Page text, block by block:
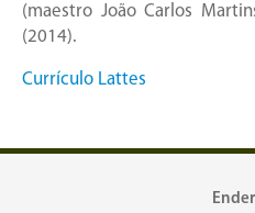
(maestro João Carlos
(2014).
Currículo Lattes